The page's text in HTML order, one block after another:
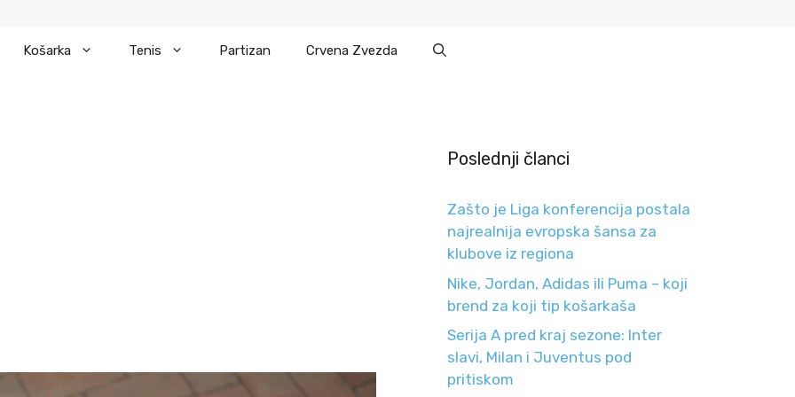
Košarka Tenis Partizan Crvena Zvezda
Poslednji članci
Zašto je Liga konferencija postala
najrealnija evropska šansa za
klubove iz regiona
Nike, Jordan, Adidas ili Puma – koji
brend za koji tip košarkaša
Serija A pred kraj sezone: Inter
slavi, Milan i Juventus pod
pritiskom